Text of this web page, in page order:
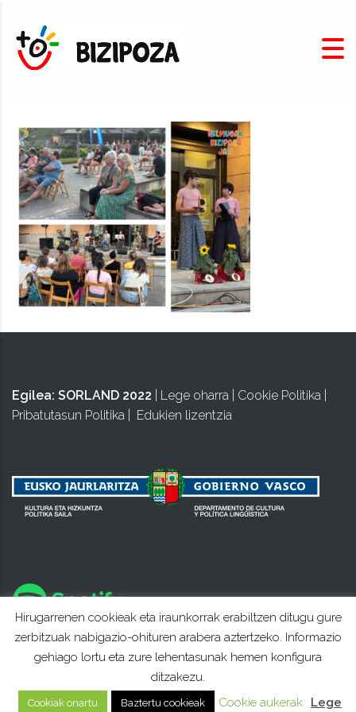
Egilea: SORLAND 2022 Lege oharra Cookie Politika
Pribatutasun Politika
Edukien lizentzia
Hirugarrenen cookieak eta iraunkorrak erabiltzen ditugu gure
zerbitzuak nabigazio-ohituren arabera aztertzeko. Informazio
gehiago lortu eta zure lehentasunak hemen konfigura
ditzakezu.
Cookiak onartu Baztertu cookieak Cookie aukerak Lege